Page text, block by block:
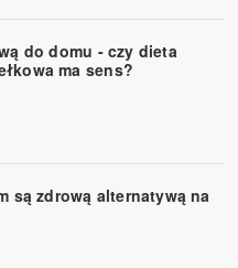
do domu - czy dieta
ma sens?
są zdrową alternatywą na